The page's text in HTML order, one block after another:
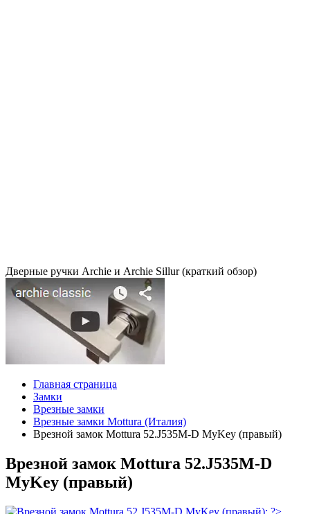
Дверные ручки Archie и Archie Sillur (краткий обзор)
Главная страница
Замки
Врезные замки
Врезные замки Mottura (Италия)
Врезной замок Mottura 52.J535M-D MyKey (правый)
Врезной замок Mottura 52.J535M-D
MyKey (правый)